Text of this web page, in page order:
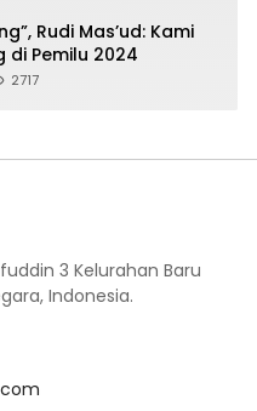
Rudi Mas’ud: Kami
di Pemilu 2024
2717
3 Kelurahan Baru
Indonesia.